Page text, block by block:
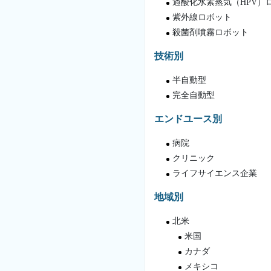
過酸化水素蒸気（HPV）
紫外線ロボット
殺菌剤噴霧ロボット
技術別
半自動型
完全自動型
エンドユース別
病院
クリニック
ライフサイエンス企業
地域別
北米
米国
カナダ
メキシコ